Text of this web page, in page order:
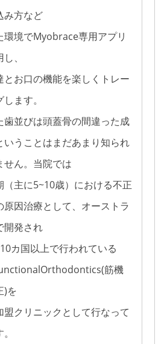
み方など
環境でMyobrace専用アプリ
、
とお口の機能を楽しくトレー
ます。
歯並びは頭蓋骨の間違った成
いうことはまだあまり知られ
せん。当院では
（主に5~10歳）における不正
原因治療として、オーストラ
開発され
カ国以上で行われている
筋機
)を
盟クリニックとして行なって